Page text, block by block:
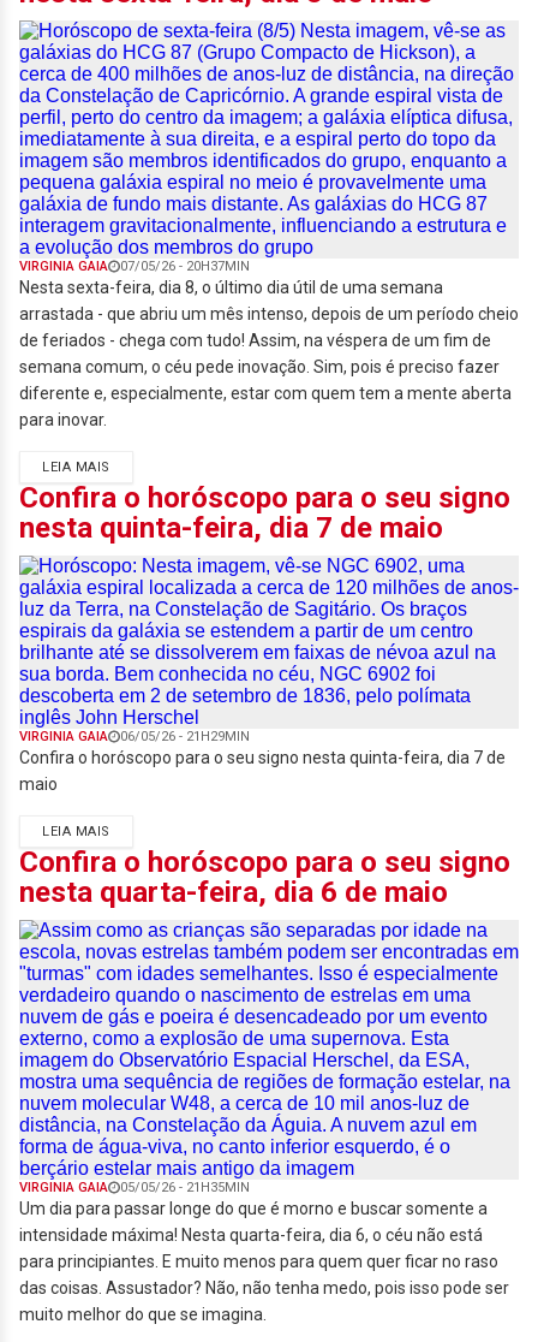
VIRGINIA GAIA 07/05/26 - 20H37MIN
Nesta sexta-feira, dia 8, o último dia útil de uma semana
arrastada - que abriu um mês intenso, depois de um período cheio
de feriados - chega com tudo! Assim, na véspera de um fim de
semana comum, o céu pede inovação. Sim, pois é preciso fazer
diferente e, especialmente, estar com quem tem a mente aberta
para inovar.
LEIA MAIS
Confira o horóscopo para o seu signo
nesta quinta-feira, dia 7 de maio
VIRGINIA GAIA 06/05/26 - 21H29MIN
Confira o horóscopo para o seu signo nesta quinta-feira, dia 7 de
maio
LEIA MAIS
Confira o horóscopo para o seu signo
nesta quarta-feira, dia 6 de maio
VIRGINIA GAIA 05/05/26 - 21H35MIN
Um dia para passar longe do que é morno e buscar somente a
intensidade máxima! Nesta quarta-feira, dia 6, o céu não está
para principiantes. E muito menos para quem quer ficar no raso
das coisas. Assustador? Não, não tenha medo, pois isso pode ser
muito melhor do que se imagina.